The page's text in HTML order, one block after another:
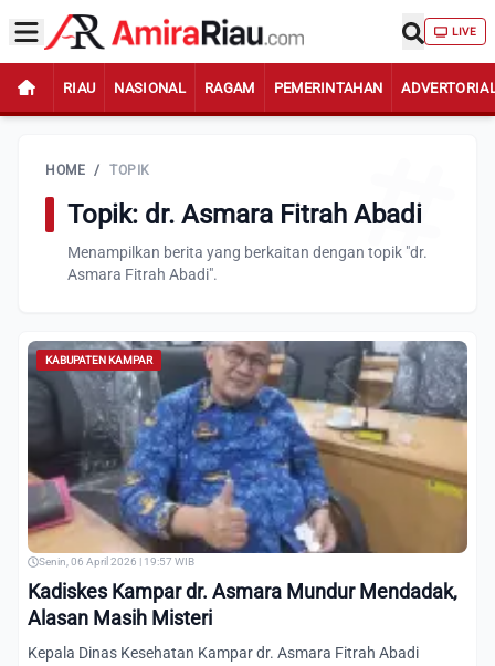
LIVE
RIAU NASIONAL RAGAM PEMERINTAHAN
HOME / TOPIK
Topik: dr. Asmara Fitrah Abadi
Menampilkan berita yang berkaitan dengan topik "dr.
Asmara Fitrah Abadi".
KABUPATEN KAMPAR
Senin, 06 April 2026 | 19:57 WIB
Kadiskes Kampar dr. Asmara Mundur Mendadak,
Alasan Masih Misteri
Kepala Dinas Kesehatan Kampar dr. Asmara Fitrah Abadi